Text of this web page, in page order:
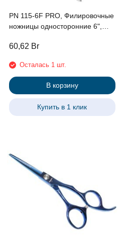
PN 115-6F PRO, Филировочные
ножницы односторонние 6",
ручках
60,62 Br
Осталась 1 шт.
В корзину
Купить в 1 клик